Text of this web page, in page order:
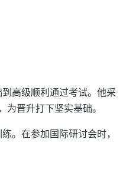
高级顺利通过考试。他采
晋升打下坚实基础。
。在参加国际研讨会时，